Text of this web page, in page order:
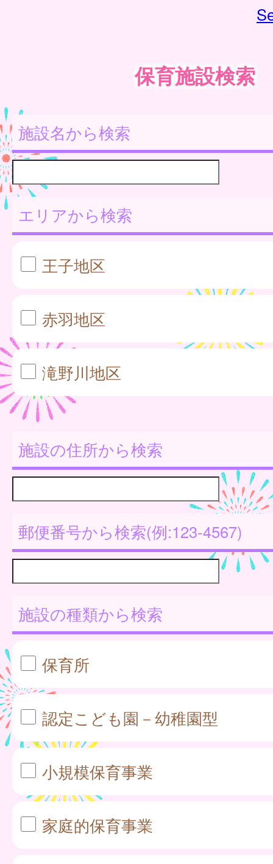
保育施設検索
施設名から検索
エリアから検索
王子地区
赤羽地区
滝野川地区
施設の住所から検索
郵便番号から検索(例:123-4567)
施設の種類から検索
保育所
認定こども園－幼稚園型
小規模保育事業
家庭的保育事業